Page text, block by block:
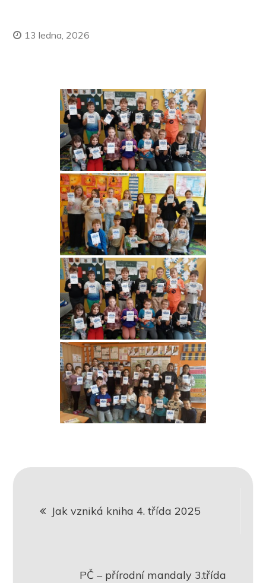
13 ledna, 2026
pro
příspěvek
Jak vzniká kniha 4. třída 2025
PČ – přírodní mandaly 3.třída